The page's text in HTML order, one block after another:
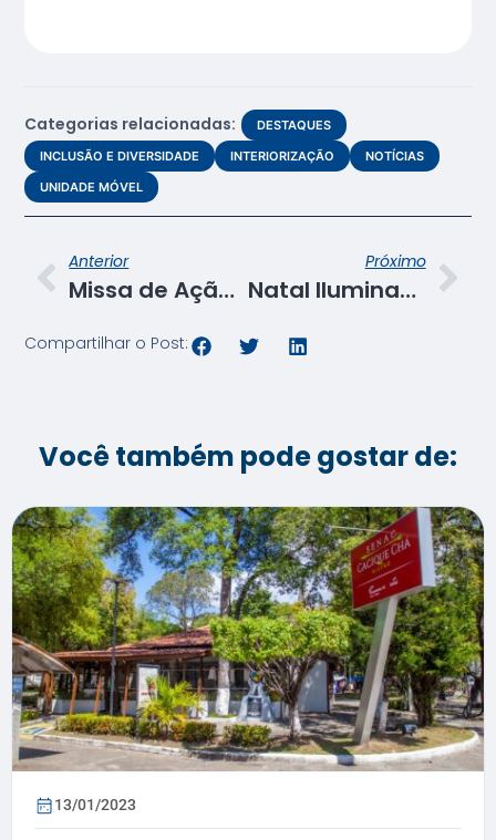
Categorias relacionadas:
DESTAQUES
INCLUSÃO E DIVERSIDADE
INTERIORIZAÇÃO
NOTÍCIAS
UNIDADE MÓVEL
Anterior
Missa de Ação de Graças celebra entrega de certificados de cursos PSG do Senac
Próximo
Natal Iluminado: Senac capacitará 270 pessoas nas oficinas realizadas na Carreta Escola
Compartilhar o Post:
Você também pode gostar de:
13/01/2023